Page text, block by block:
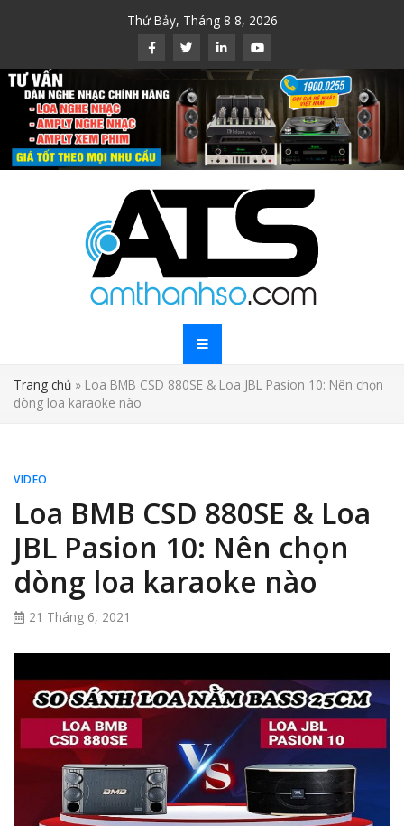
Thứ Bảy, Tháng 8 8, 2026
Trang chủ » Loa BMB CSD 880SE & Loa JBL Pasion 10: Nên chọn
dòng loa karaoke nào
VIDEO
Loa BMB CSD 880SE & Loa
JBL Pasion 10: Nên chọn
dòng loa karaoke nào
21 Tháng 6, 2021